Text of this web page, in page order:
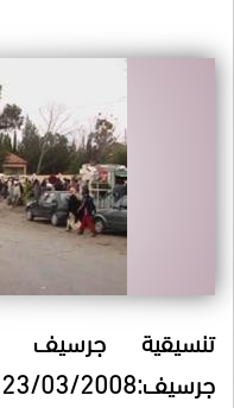
تنسيقية جرسيف
جرسيف:23/03/2008